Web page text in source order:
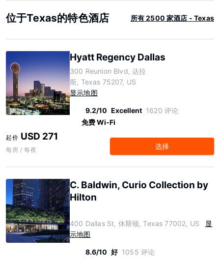
位于Texas的特色酒店 所有 2500 家酒店 - Texas
Hyatt Regency Dallas
300 Reunion Blvd, 达拉
斯, Texas 75207, US
显示地图
9.2/10 Excellent 1620 评论
免费 Wi-Fi
起价 USD 271
每房 / 每夜 选择
C. Baldwin, Curio Collection by
Hilton
400 Dallas St, 休斯顿, Texas 77002, US
显
示地图
8.6/10 好 1055 评论